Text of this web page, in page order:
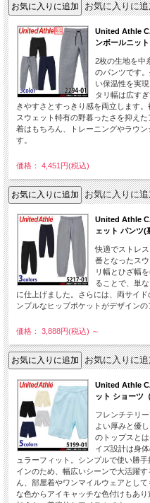
お気に入りに
United Athle
ンボールニッ
2枚の生地を中
のパンツです
い保温性を実
タリ幅は広す
きやすさとすっきり感を両立します
スウェット特有の野暮ったさを抑え
着はもちろん、トレーニングやラウ
す。
価格： 4,451円(税込)
お気に入りに
United Athle
ェット パンツ(
快適でストレ
番となったス
リ幅とひざ幅
ることで、単
に仕上げました。さらには、両サイ
ンプルなヒップポケットがデザインの
価格： 3,888円(税込) ～
お気に入りに
United Athle
ット ショーツ
フレンチテリ
よい厚みと優
のトップスと
イズ設計は身
ュラーフィット。シンプルで使い勝
インのため、幅広いシーンで大活躍
ん、部屋着やワンマイルウェアとし
な色からアイキャッチな色付けもあ